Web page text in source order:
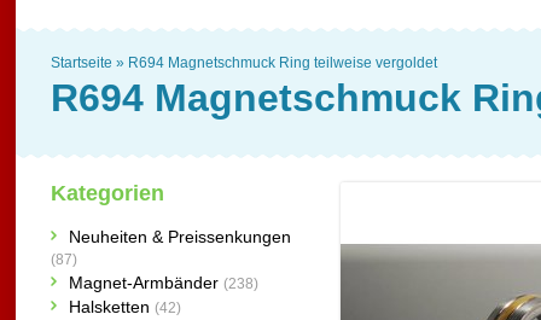
Startseite » R694 Magnetschmuck Ring teilweise vergoldet
R694 Magnetschmuck
Kategorien
Neuheiten & Preissenkungen
(87)
Magnet-Armbänder (238)
Halsketten (42)